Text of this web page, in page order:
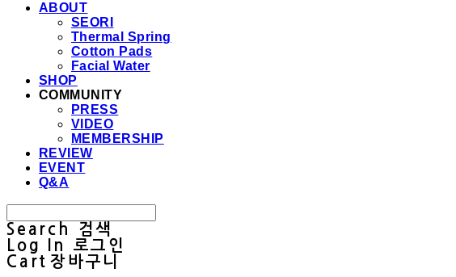
ABOUT
SEORI
Thermal Spring
Cotton Pads
Facial Water
SHOP
COMMUNITY
PRESS
VIDEO
MEMBERSHIP
REVIEW
EVENT
Q&A
Search
검색
Log In
로그인
Cart 장바구니